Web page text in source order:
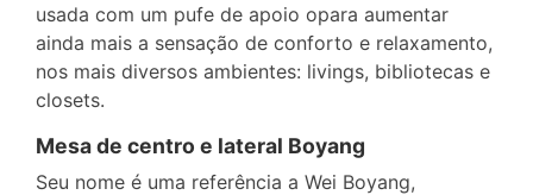
usada com um pufe de apoio opara aumentar
ainda mais a sensação de conforto e relaxamento,
nos mais diversos ambientes: livings, bibliotecas e
closets.
Mesa de centro e lateral Boyang
Seu nome é uma referência a Wei Boyang,